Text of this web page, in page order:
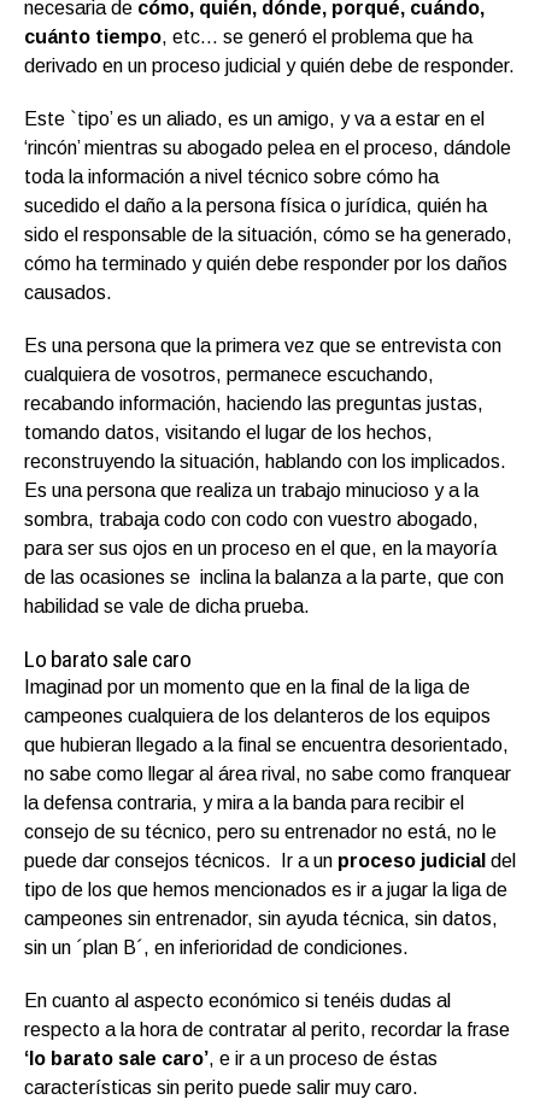
necesaria de cómo, quién, dónde, porqué, cuándo,
cuánto tiempo, etc… se generó el problema que ha
derivado en un proceso judicial y quién debe de responder.
Este `tipo’ es un aliado, es un amigo, y va a estar en el
‘rincón’ mientras su abogado pelea en el proceso, dándole
toda la información a nivel técnico sobre cómo ha
sucedido el daño a la persona física o jurídica, quién ha
sido el responsable de la situación, cómo se ha generado,
cómo ha terminado y quién debe responder por los daños
causados.
Es una persona que la primera vez que se entrevista con
cualquiera de vosotros, permanece escuchando,
recabando información, haciendo las preguntas justas,
tomando datos, visitando el lugar de los hechos,
reconstruyendo la situación, hablando con los implicados.
Es una persona que realiza un trabajo minucioso y a la
sombra, trabaja codo con codo con vuestro abogado,
para ser sus ojos en un proceso en el que, en la mayoría
de las ocasiones se inclina la balanza a la parte, que con
habilidad se vale de dicha prueba.
Lo barato sale caro
Imaginad por un momento que en la final de la liga de
campeones cualquiera de los delanteros de los equipos
que hubieran llegado a la final se encuentra desorientado,
no sabe como llegar al área rival, no sabe como franquear
la defensa contraria, y mira a la banda para recibir el
consejo de su técnico, pero su entrenador no está, no le
puede dar consejos técnicos. Ir a un proceso judicial del
tipo de los que hemos mencionados es ir a jugar la liga de
campeones sin entrenador, sin ayuda técnica, sin datos,
sin un ´plan B´, en inferioridad de condiciones.
En cuanto al aspecto económico si tenéis dudas al
respecto a la hora de contratar al perito, recordar la frase
‘lo barato sale caro’, e ir a un proceso de éstas
características sin perito puede salir muy caro.